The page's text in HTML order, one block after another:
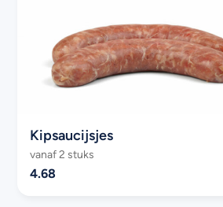
Kipsaucijsjes
vanaf 2 stuks
4.68